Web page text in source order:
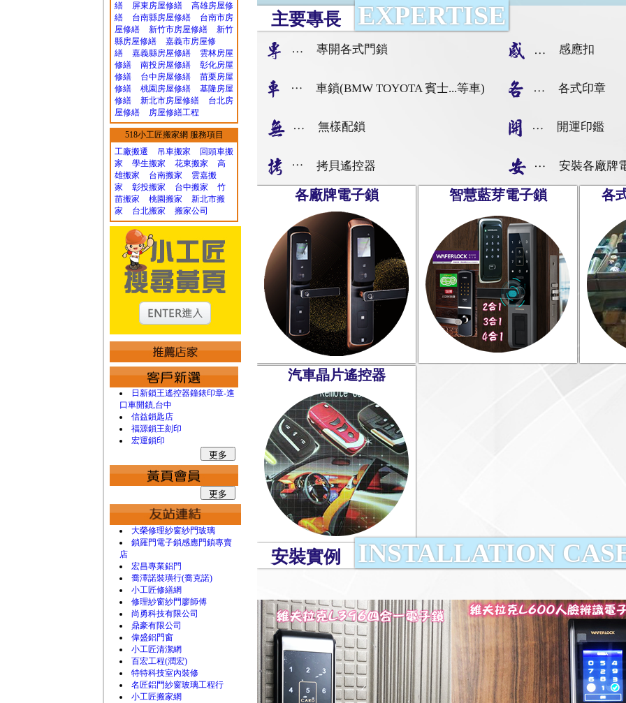
繕
屏東房屋修繕
高雄房屋修
繕
台南縣房屋修繕
台南市房
屋修繕
新竹市房屋修繕
新竹
縣房屋修繕
嘉義市房屋修
繕
嘉義縣房屋修繕
雲林房屋
修繕
南投房屋修繕
彰化房屋
修繕
台中房屋修繕
苗栗房屋
修繕
桃園房屋修繕
基隆房屋
修繕
新北市房屋修繕
台北房
屋修繕
房屋修繕工程
518小工匠搬家網 服務項目
工廠搬遷 吊車搬家
回頭車搬
家
學生搬家 花東搬家
高
雄搬家
台南搬家
雲嘉搬
家
彰投搬家 台中搬家
竹
苗搬家
桃園搬家
新北市搬
家
台北搬家 搬家公司
日新鎖王遙控器鐘錶印章-進
口車開鎖,台中
信益鎖匙店
福源鎖王刻印
宏運鎖印
大榮修理紗窗紗門玻璃
鎖羅門電子鎖感應門鎖專賣
店
宏昌專業鋁門
喬澤諾裝璜行(喬克諾)
小工匠修繕網
修理紗窗紗門廖師傅
尚勇科技有限公司
鼎豪有限公司
偉盛鋁門窗
小工匠清潔網
百宏工程(潤宏)
特特科技室內裝修
名匠鋁門紗窗玻璃工程行
小工匠搬家網
主要專長 EXPERTISE
專開各式門鎖
車鎖(BMW TOYOTA 賓士...等車)
無樣配鎖
拷貝遙控器
感應扣
各式印章
開運印鑑
安裝各廠牌
各廠牌電子鎖 智慧藍芽電子鎖 各
汽車晶片遙控器
安裝實例 INSTALLATION